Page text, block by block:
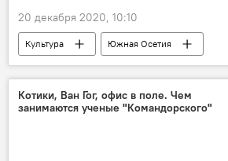
20 декабря 2020, 10:10
Культура Южная Осетия
Котики, Ван Гог, офис в поле. Чем
занимаются ученые "Командорского"